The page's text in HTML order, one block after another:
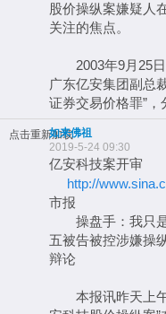
股价操纵案嫌疑人
关注的焦点。
2003年9月25日
广东亿安集团副总
证券交易价格罪”，
点击重新加载
如来佛祖
2019-5-24 09:30
亿安科技案开审
http://
市报
操盘手：我只是
五被告被控涉嫌操
辩论
本报讯昨天上午